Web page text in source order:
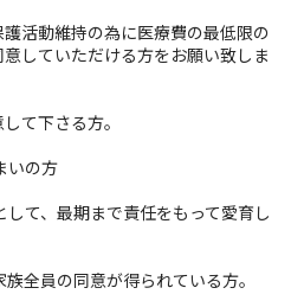
活動維持の為に医療費の最低限の
していただける方をお願い致しま
て下さる方。
いの方
て、最期まで責任をもって愛育し
全員の同意が得られている方。